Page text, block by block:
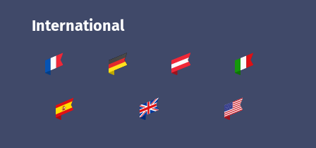
International